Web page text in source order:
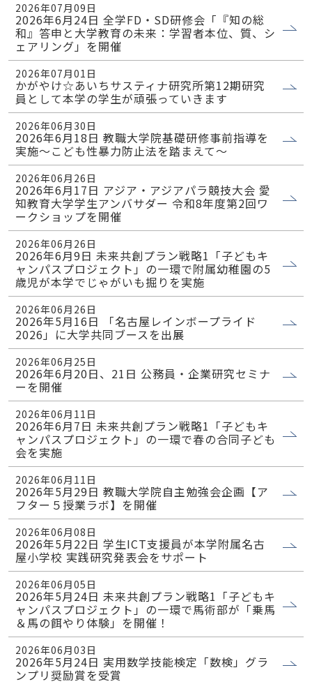
2026年07月09日
2026年6月24日 全学FD・SD研修会「『知の総
和』答申と大学教育の未来：学習者本位、質、シ
ェアリング」を開催
2026年07月01日
かがやけ☆あいちサスティナ研究所第12期研究
員として本学の学生が頑張っていきます
2026年06月30日
2026年6月18日 教職大学院基礎研修事前指導を
実施～こども性暴力防止法を踏まえて～
2026年06月26日
2026年6月17日 アジア・アジアパラ競技大会 愛
知教育大学学生アンバサダー 令和8年度第2回ワ
ークショップを開催
2026年06月26日
2026年6月9日 未来共創プラン戦略1「子どもキ
ャンパスプロジェクト」の一環で附属幼稚園の5
歳児が本学でじゃがいも掘りを実施
2026年06月26日
2026年5月16日 「名古屋レインボープライド
2026」に大学共同ブースを出展
2026年06月25日
2026年6月20日、21日 公務員・企業研究セミナ
ーを開催
2026年06月11日
2026年6月7日 未来共創プラン戦略1「子どもキ
ャンパスプロジェクト」の一環で春の合同子ども
会を実施
2026年06月11日
2026年5月29日 教職大学院自主勉強会企画【ア
フター５授業ラボ】を開催
2026年06月08日
2026年5月22日 学生ICT支援員が本学附属名古
屋小学校 実践研究発表会をサポート
2026年06月05日
2026年5月24日 未来共創プラン戦略1「子どもキ
ャンパスプロジェクト」の一環で馬術部が「乗馬
＆馬の餌やり体験」を開催！
2026年06月03日
2026年5月24日 実用数学技能検定「数検」グラ
ンプリ奨励賞を受賞